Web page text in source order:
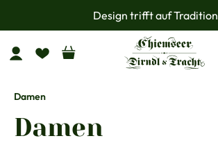
Zum Hauptinhalt springenDesign trifft auf Tradition
Damen
Damen